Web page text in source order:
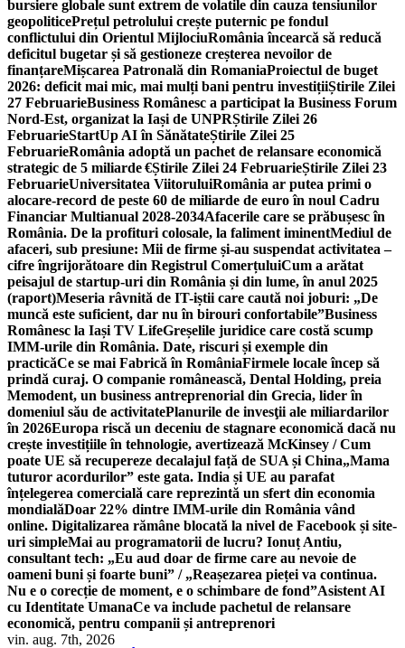
bursiere globale sunt extrem de volatile din cauza tensiunilor
geopoliticePrețul petrolului crește puternic pe fondul
conflictului din Orientul MijlociuRomânia încearcă să reducă
deficitul bugetar și să gestioneze creșterea nevoilor de
finanțareMișcarea Patronală din RomaniaProiectul de buget
2026: deficit mai mic, mai mulți bani pentru investițiiȘtirile Zilei
27 FebruarieBusiness Românesc a participat la Business Forum
Nord-Est, organizat la Iași de UNPRȘtirile Zilei 26
FebruarieStartUp AI în SănătateȘtirile Zilei 25
FebruarieRomânia adoptă un pachet de relansare economică
strategic de 5 miliarde €Știrile Zilei 24 FebruarieȘtirile Zilei 23
FebruarieUniversitatea ViitoruluiRomânia ar putea primi o
alocare-record de peste 60 de miliarde de euro în noul Cadru
Financiar Multianual 2028-2034Afacerile care se prăbușesc în
România. De la profituri colosale, la faliment iminentMediul de
afaceri, sub presiune: Mii de firme și-au suspendat activitatea –
cifre îngrijorătoare din Registrul ComerțuluiCum a arătat
peisajul de startup-uri din România și din lume, în anul 2025
(raport)Meseria râvnită de IT-iștii care caută noi joburi: „De
muncă este suficient, dar nu în birouri confortabile”Business
Românesc la Iași TV LifeGreșelile juridice care costă scump
IMM-urile din România. Date, riscuri și exemple din
practicăCe se mai Fabrică în RomâniaFirmele locale încep să
prindă curaj. O companie românească, Dental Holding, preia
Memodent, un business antreprenorial din Grecia, lider în
domeniul său de activitatePlanurile de invesţii ale miliardarilor
în 2026Europa riscă un deceniu de stagnare economică dacă nu
crește investițiile în tehnologie, avertizează McKinsey / Cum
poate UE să recupereze decalajul față de SUA și China„Mama
tuturor acordurilor” este gata. India și UE au parafat
înțelegerea comercială care reprezintă un sfert din economia
mondialăDoar 22% dintre IMM-urile din România vând
online. Digitalizarea rămâne blocată la nivel de Facebook și site-
uri simpleMai au programatorii de lucru? Ionuț Antiu,
consultant tech: „Eu aud doar de firme care au nevoie de
oameni buni și foarte buni” / „Reașezarea pieței va continua.
Nu e o corecție de moment, e o schimbare de fond”Asistent AI
cu Identitate UmanaCe va include pachetul de relansare
economică, pentru companii și antreprenori
vin. aug. 7th, 2026